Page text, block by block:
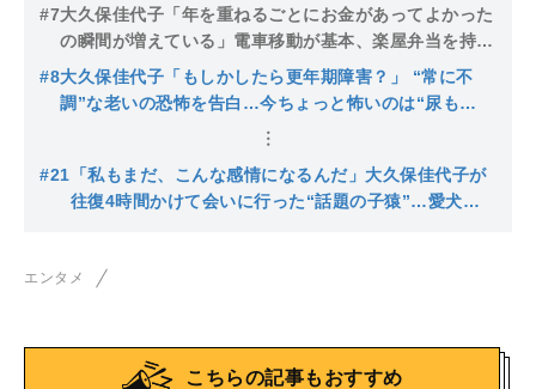
今、「声かけがうまいな」と思う先輩芸能人とは
#7大久保佳代子「年を重ねるごとにお金があってよかった
の瞬間が増えている」電車移動が基本、楽屋弁当を持ち
帰り、1000円ワインで晩酌…倹約家すぎる彼女の赤
裸々お財布事情
#8大久保佳代子「もしかしたら更年期障害？」 “常に不
調”な老いの恐怖を告白…今ちょっと怖いのは“尿も
#21 「私もまだ、こんな感情になるんだ」大久保佳代子が
往復4時間かけて会いに行った“話題の子猿”…愛犬の
エンタメ
こちらの記事もおすすめ